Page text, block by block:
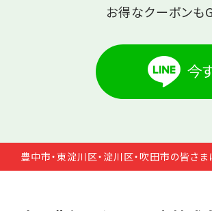
お得なクーポンも
豊中市・東淀川区・淀川区・吹田市の皆さま